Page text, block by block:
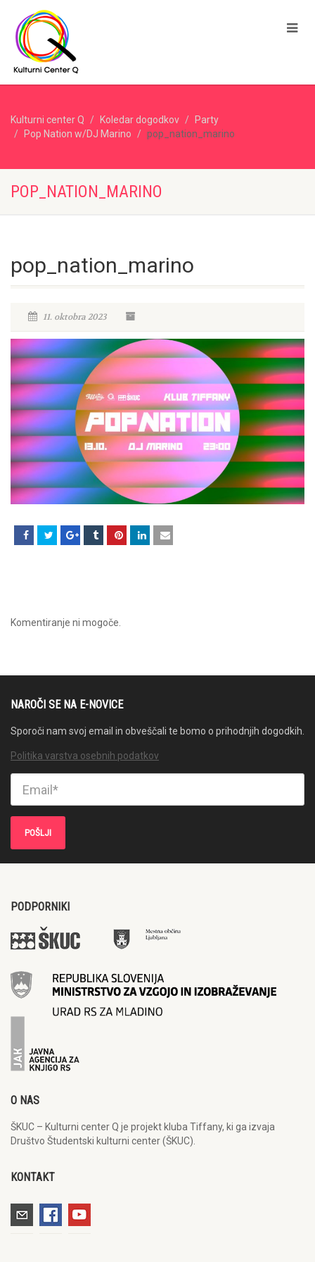
Kulturni center Q Koledar dogodkov
Party
Pop Nation w/DJ Marino
pop_nation_marino
POP_NATION_MARINO
pop_nation_marino
11. oktobra 2023
Komentiranje ni mogoče.
NAROČI SE NA E-NOVICE
Sporoči nam svoj email in obveščali te bomo o prihodnjih dogodkih.
Politika varstva osebnih podatkov
PODPORNIKI
O NAS
ŠKUC – Kulturni center Q je projekt kluba Tiffany, ki ga izvaja
Društvo Študentski kulturni center (ŠKUC).
KONTAKT